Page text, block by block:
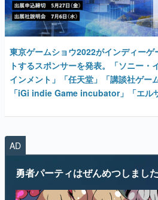
東京ゲームショウ2022がインディーゲ
トするスポンサーを発表。「ソニー・
インメント」「任天堂」「講談社ゲー
「iGi indie Game incubator」「エル